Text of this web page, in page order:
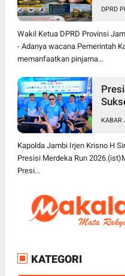
DPRD
Wakil Ketua DPRD Provinsi
- Adanya wacana Pemerintah
memanfaatkan pinjama...
KABAR
Kapolda Jambi Irjen Krisno H
Presisi Merdeka Run
Presi...
KATEGORI